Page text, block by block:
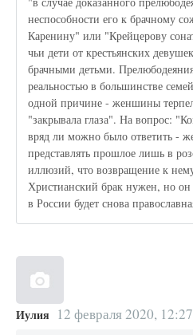
неспособности его к брачному
Каренину" или "Крейцерову
чьи дети от крестьянских
брачными детьми.
реальностью в большинстве
одной причине - женшины
"закрывала глаза". На вопрос:
вряд ли можно было ответить -
представлять прошлое лишь в
иллюзий, что возвращение к
Христианский брак нужен, но он
в России будет снова
Иулия 12 февраля 2020, 12:27